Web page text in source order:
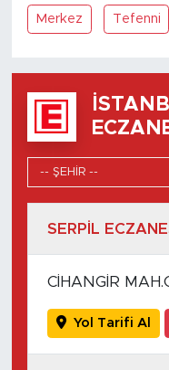
Merkez Tefenni
SERPİL
CİHANGİR
Yol Tarifi Al